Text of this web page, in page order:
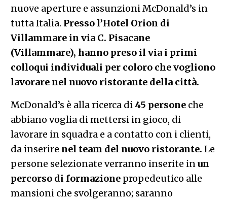
nuove aperture e assunzioni McDonald’s in
tutta Italia. Presso l’Hotel Orion di
Villammare in via C. Pisacane
(Villammare), hanno preso il via i primi
colloqui individuali per coloro che vogliono
lavorare nel nuovo ristorante della città.
McDonald’s è alla ricerca di45 personeche
abbiano voglia di mettersi in gioco, di
lavorare in squadra e a contatto con i clienti,
da inserire nel team del nuovo ristorante. Le
persone selezionate verranno inserite inun
percorso di formazionepropedeutico alle
mansioni che svolgeranno; saranno